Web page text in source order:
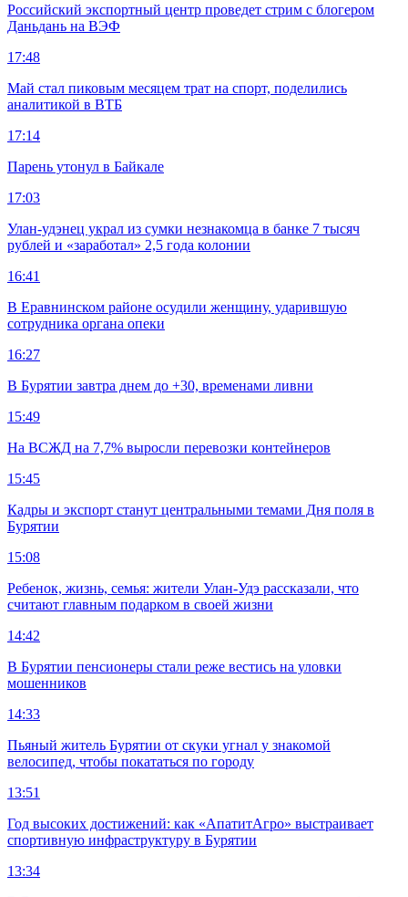
Российский экспортный центр проведет стрим с блогером
Даньдань на ВЭФ
17:48
Май стал пиковым месяцем трат на спорт, поделились
аналитикой в ВТБ
17:14
Парень утонул в Байкале
17:03
Улан-удэнец украл из сумки незнакомца в банке 7 тысяч
рублей и «заработал» 2,5 года колонии
16:41
В Еравнинском районе осудили женщину, ударившую
сотрудника органа опеки
16:27
В Бурятии завтра днем до +30, временами ливни
15:49
На ВСЖД на 7,7% выросли перевозки контейнеров
15:45
Кадры и экспорт станут центральными темами Дня поля в
Бурятии
15:08
Ребенок, жизнь, семья: жители Улан-Удэ рассказали, что
считают главным подарком в своей жизни
14:42
В Бурятии пенсионеры стали реже вестись на уловки
мошенников
14:33
Пьяный житель Бурятии от скуки угнал у знакомой
велосипед, чтобы покататься по городу
13:51
Год высоких достижений: как «АпатитАгро» выстраивает
спортивную инфраструктуру в Бурятии
13:34